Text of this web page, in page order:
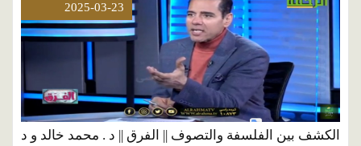
2025-03-23
الكشف بين الفلسفة والتصوف || الفرق || د . محمد خالد و د